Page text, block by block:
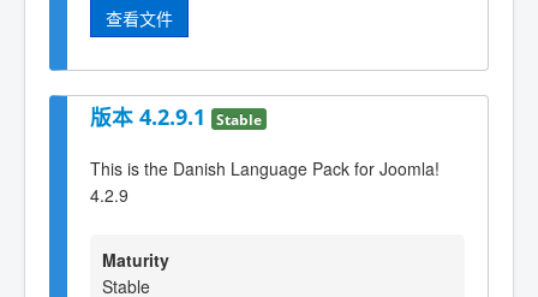
查看文件
版本 4.2.9.1 Stable
This is the Danish Language Pack for Joomla!
4.2.9
Maturity
Stable